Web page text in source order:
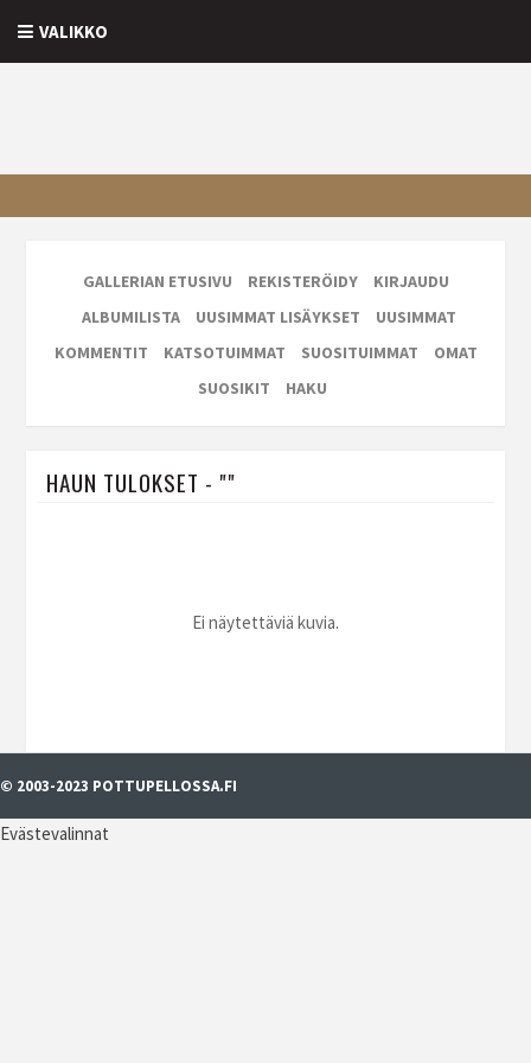
VALIKKO
GALLERIAN ETUSIVU REKISTERÖIDY
KIRJAUDU
ALBUMILISTA
UUSIMMAT LISÄYKSET
UUSIMMAT
KOMMENTIT
KATSOTUIMMAT SUOSITUIMMAT
OMAT
SUOSIKIT
HAKU
HAUN TULOKSET - ""
Ei näytettäviä kuvia.
© 2003-2023 POTTUPELLOSSA.FI
Evästevalinnat